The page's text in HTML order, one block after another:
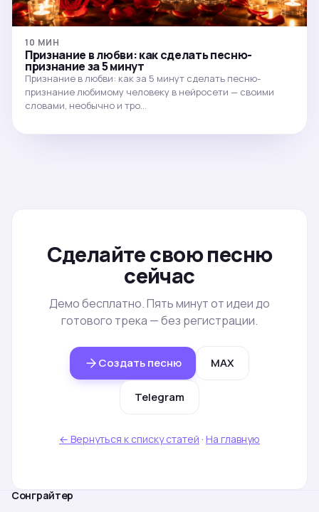
10 МИН
Признание в любви: как сделать песню-
признание за 5 минут
Признание в любви: как за 5 минут сделать песню-
признание любимому человеку в нейросети — своими
словами, необычно и тро…
Сделайте свою песню
сейчас
Демо бесплатно. Пять минут от идеи до
готового трека — без регистрации.
Создать песню MAX
Telegram
← Вернуться к списку статей · На главную
Сонграйтер